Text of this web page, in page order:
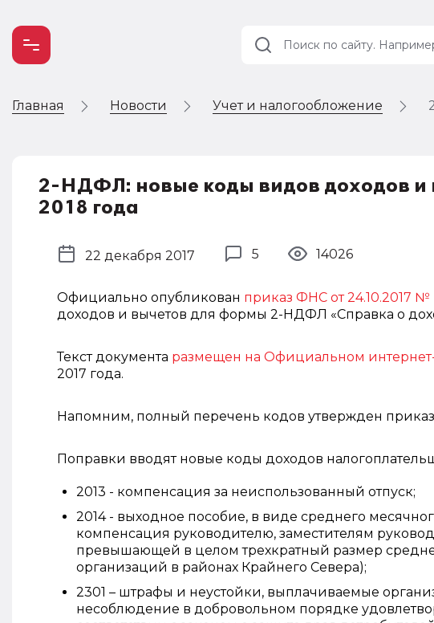
Главная Новости Учет и налогообложение
2-НДФЛ: новые коды видов доходов и
2018 года
22 декабря 2017 5 14026
Официально опубликован приказ ФНС от 24.10.2017
доходов и вычетов для формы 2-НДФЛ «Справка о
Текст документа размещен на Официальном
2017 года.
Напомним, полный перечень кодов утвержден
Поправки вводят новые коды доходов
2013 - компенсация за неиспользованный отпуск;
2014 - выходное пособие, в виде среднего
компенсация руководителю, заместителям
превышающей в целом трехкратный размер
организаций в районах Крайнего Севера);
2301 – штрафы и неустойки, выплачиваемые
несоблюдение в добровольном порядке
Учет и